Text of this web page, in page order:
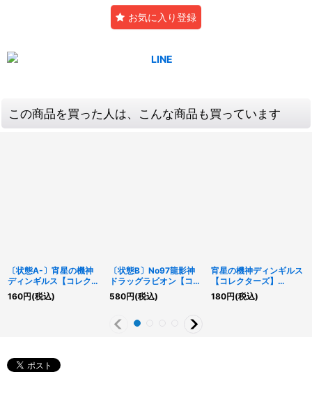
お気に入り登録
この商品を買った人は、こんな商品も買っています
〔状態A-〕宵星の機神
ディンギルス【コレクタ
ーズ】{RC04-JP041}
《エクシーズ》
160円(税込)
〔状態B〕No97龍影神
ドラッグラビオン【コレ
クターズ】{CP19-
JP033}《エクシーズ》
580円(税込)
宵星の機神ディンギルス
【コレクターズ】
{RC04-JP041}《エクシ
ーズ》
180円(税込)